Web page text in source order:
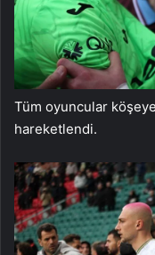
Tüm oyuncular
hareketlendi.